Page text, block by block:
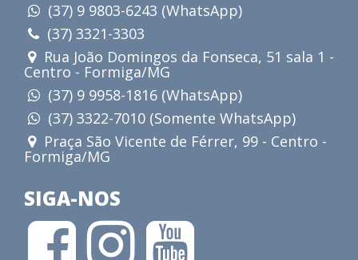
(37) 9 9803-6243 (WhatsApp)
(37) 3321-3303
Rua João Domingos da Fonseca, 51 sala 1 -
Centro - Formiga/MG
(37) 9 9958-1816 (WhatsApp)
(37) 3322-7010 (Somente WhatsApp)
Praça São Vicente de Férrer, 99 - Centro -
Formiga/MG
SIGA-NOS